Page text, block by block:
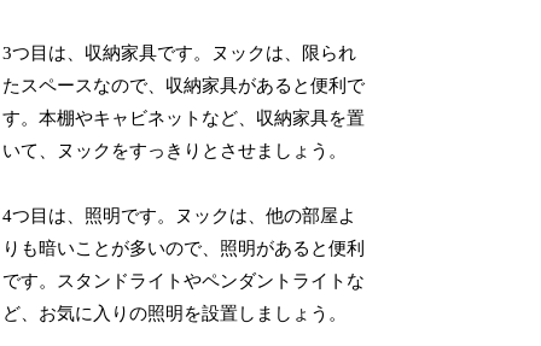
3つ目は、収納家具です。ヌックは、限られ
たスペースなので、収納家具があると便利で
す。本棚やキャビネットなど、収納家具を置
いて、ヌックをすっきりとさせましょう。
4つ目は、照明です。ヌックは、他の部屋よ
りも暗いことが多いので、照明があると便利
です。スタンドライトやペンダントライトな
ど、お気に入りの照明を設置しましょう。